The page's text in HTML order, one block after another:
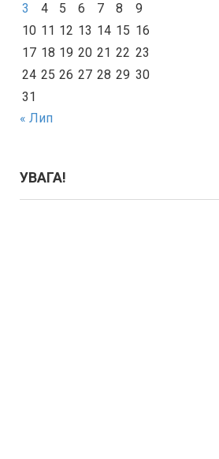
3
4 5 6 7 8
9
10 11 12 13 14 15 16
17 18 19 20 21 22 23
24 25 26 27 28 29 30
31
« Лип
УВАГА!